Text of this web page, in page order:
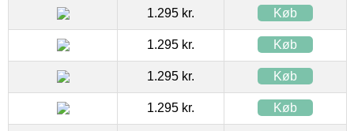
1.295 kr. Køb
1.295 kr. Køb
1.295 kr. Køb
1.295 kr. Køb